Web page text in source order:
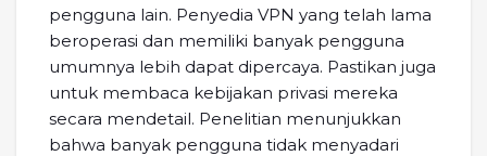
pengguna lain. Penyedia VPN yang telah lama
beroperasi dan memiliki banyak pengguna
umumnya lebih dapat dipercaya. Pastikan juga
untuk membaca kebijakan privasi mereka
secara mendetail. Penelitian menunjukkan
bahwa banyak pengguna tidak menyadari